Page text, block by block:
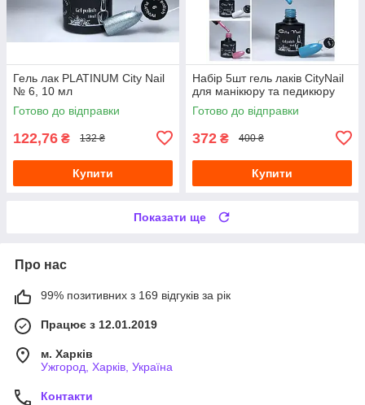
Гель лак PLATINUM City Nail
№ 6, 10 мл
Готово до відправки
122,76 ₴ 132 ₴
Купити
Набір 5шт гель лаків CityNail
для манікюру та педикюру
Готово до відправки
372 ₴ 400 ₴
Купити
Показати ще
Про нас
99% позитивних з 169 відгуків за рік
Працює з 12.01.2019
м. Харків
Ужгород, Харків, Україна
Контакти